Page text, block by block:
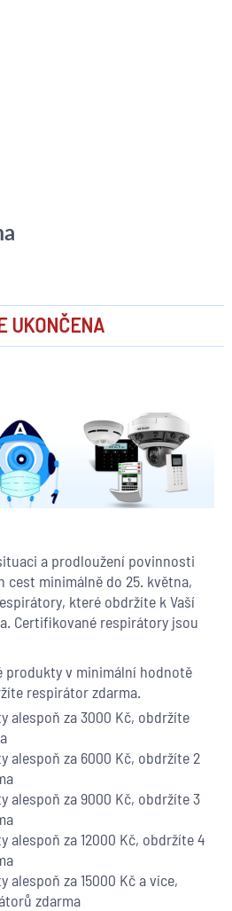
UKONČENA
a prodloužení povinnosti
cest minimálně do 25. května,
které obdržíte k Vaší
Certifikované respirátory jsou
produkty v minimální hodnotě
respirátor zdarma.
alespoň za 3000 Kč, obdržíte
alespoň za 6000 Kč, obdržíte 2
alespoň za 9000 Kč, obdržíte 3
alespoň za 12000 Kč, obdržíte 4
alespoň za 15000 Kč a více,
zdarma